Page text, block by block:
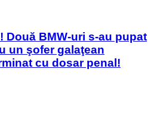
Două BMW-uri s-au pupat
un şofer galaţean
cu dosar penal!